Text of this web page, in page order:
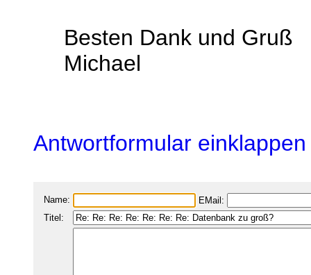
Besten Dank und Gruß
Michael
Antwortformular einklappen
Name:
EMail:
Titel: